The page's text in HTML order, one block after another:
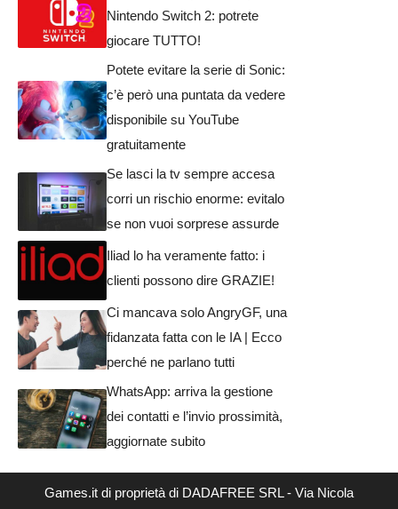
Nintendo Switch 2: potrete
giocare TUTTO!
Potete evitare la serie di Sonic:
c’è però una puntata da vedere
disponibile su YouTube
gratuitamente
Se lasci la tv sempre accesa
corri un rischio enorme: evitalo
se non vuoi sorprese assurde
Iliad lo ha veramente fatto: i
clienti possono dire GRAZIE!
Ci mancava solo AngryGF, una
fidanzata fatta con le IA | Ecco
perché ne parlano tutti
WhatsApp: arriva la gestione
dei contatti e l’invio prossimità,
aggiornate subito
Games.it di proprietà di DADAFREE SRL - Via Nicola